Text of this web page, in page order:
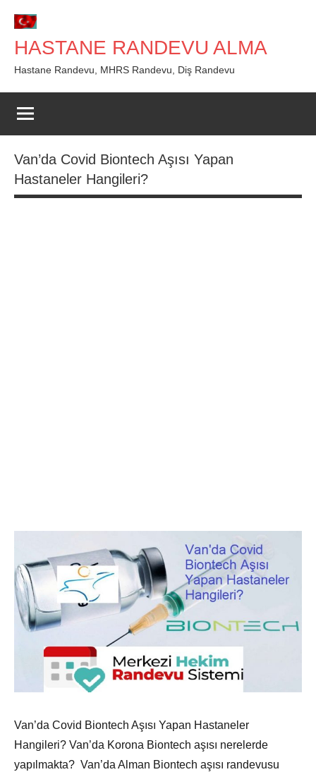
geç
HASTANE RANDEVU ALMA
Hastane Randevu, MHRS Randevu, Diş Randevu
Van’da Covid Biontech Aşısı Yapan
Hastaneler Hangileri?
Van’da Covid Biontech Aşısı Yapan Hastaneler
Hangileri? Van’da Korona Biontech aşısı nerelerde
yapılmakta? Van’da Alman Biontech aşısı randevusu